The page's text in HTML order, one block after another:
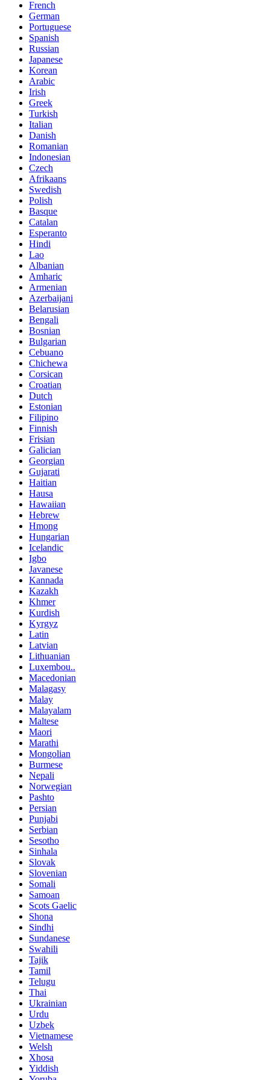
French
German
Portuguese
Spanish
Russian
Japanese
Korean
Arabic
Irish
Greek
Turkish
Italian
Danish
Romanian
Indonesian
Czech
Afrikaans
Swedish
Polish
Basque
Catalan
Esperanto
Hindi
Lao
Albanian
Amharic
Armenian
Azerbaijani
Belarusian
Bengali
Bosnian
Bulgarian
Cebuano
Chichewa
Corsican
Croatian
Dutch
Estonian
Filipino
Finnish
Frisian
Galician
Georgian
Gujarati
Haitian
Hausa
Hawaiian
Hebrew
Hmong
Hungarian
Icelandic
Igbo
Javanese
Kannada
Kazakh
Khmer
Kurdish
Kyrgyz
Latin
Latvian
Lithuanian
Luxembou..
Macedonian
Malagasy
Malay
Malayalam
Maltese
Maori
Marathi
Mongolian
Burmese
Nepali
Norwegian
Pashto
Persian
Punjabi
Serbian
Sesotho
Sinhala
Slovak
Slovenian
Somali
Samoan
Scots Gaelic
Shona
Sindhi
Sundanese
Swahili
Tajik
Tamil
Telugu
Thai
Ukrainian
Urdu
Uzbek
Vietnamese
Welsh
Xhosa
Yiddish